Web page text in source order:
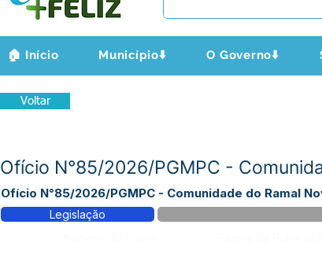
🏠 Início Município⬇️ O Governo⬇️
Voltar
Ofício N°85/2026/PGMPC -
Ofício N°85/2026/PGMPC - Comunidade do Ramal
Legislação